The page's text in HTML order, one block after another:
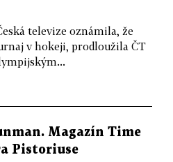
televize oznámila, že
v hokeji, prodloužila ČT
Magazín Time
Pistoriuse